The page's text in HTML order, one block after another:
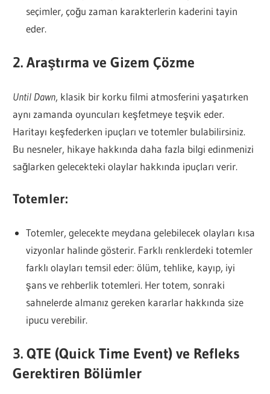
seçimler, çoğu zaman karakterlerin kaderini tayin
eder.
2. Araştırma ve Gizem Çözme
Until Dawn, klasik bir korku filmi atmosferini yaşatırken
aynı zamanda oyuncuları keşfetmeye teşvik eder.
Haritayı keşfederken ipuçları ve totemler bulabilirsiniz.
Bu nesneler, hikaye hakkında daha fazla bilgi edinmenizi
sağlarken gelecekteki olaylar hakkında ipuçları verir.
Totemler:
Totemler, gelecekte meydana gelebilecek olayları kısa
vizyonlar halinde gösterir. Farklı renklerdeki totemler
farklı olayları temsil eder: ölüm, tehlike, kayıp, iyi
şans ve rehberlik totemleri. Her totem, sonraki
sahnelerde almanız gereken kararlar hakkında size
ipucu verebilir.
3. QTE (Quick Time Event) ve Refleks
Gerektiren Bölümler